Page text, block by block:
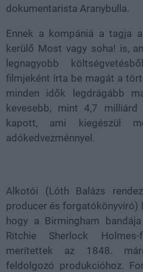
dokumentarista Aranybulla.
Ennek a kompániá a tagja
kerülő Most vagy soha! is,
legnagyobb
filmjeként írta be magát a
minden idők legdrágább
kevesebb, mint 4,7
kapott, ami kiegészül
adókedvezménnyel.
Alkotói (Lóth Balázs
producer és forgatókönyvíró)
hogy a Birmingham
Ritchie Sherlock
merítettek az 1848.
feldolgozó produkcióhoz.